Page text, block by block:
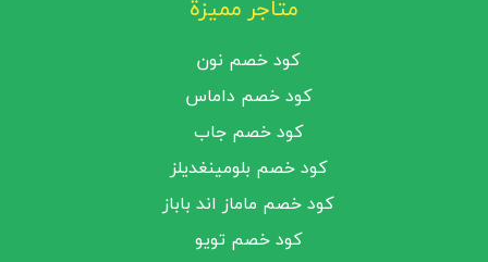
متاجر مميزة
كود خصم نون
كود خصم داماس
كود خصم جاب
كود خصم بلومينغديلز
كود خصم ماماز اند باباز
كود خصم تويو